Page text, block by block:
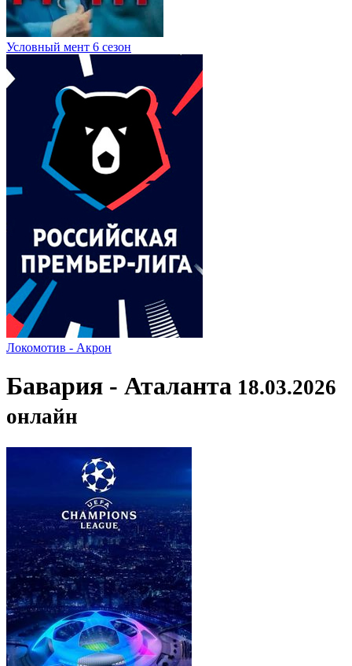
Условный мент 6 сезон
Локомотив - Акрон
Бавария - Аталанта 18.03.2026
онлайн